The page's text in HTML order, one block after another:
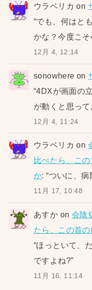
ウラベリカ on
“でも、何はと
かな？今度こ
12月 4, 12:14
sonowhere on
“4DXが画面の
が動くと思っ
12月 4, 11:24
ウラベリカ on
比べたら、こ
か: “ついに、病
11月 17, 10:48
あすか on 会陰
たら、この首
“ほっといて、
ですよね?”
11月 16, 11:14